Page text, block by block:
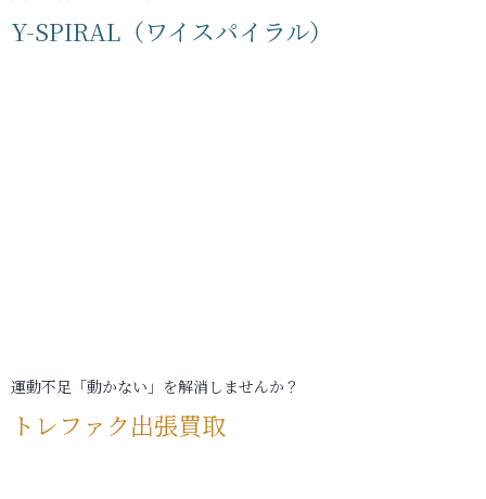
Y-SPIRAL（ワイスパイラル）
運動不足「動かない」を解消しませんか？
トレファク出張買取